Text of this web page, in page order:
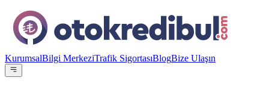
KurumsalBilgi MerkeziTrafik SigortasıBlogBize Ulaşın